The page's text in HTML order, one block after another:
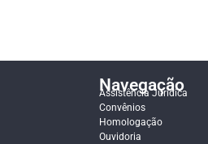
Navegação
Assistência Jurídica
Convênios
Homologação
Ouvidoria